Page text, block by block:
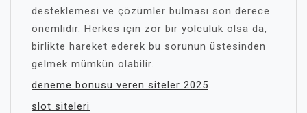
desteklemesi ve çözümler bulması son derece
önemlidir. Herkes için zor bir yolculuk olsa da,
birlikte hareket ederek bu sorunun üstesinden
gelmek mümkün olabilir.
deneme bonusu veren siteler 2025
slot siteleri